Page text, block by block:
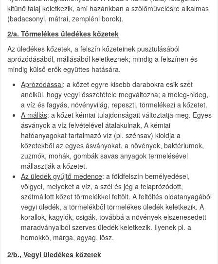
kitűnő talaj keletkezik, ami hazánkban a szőlőművelésre alkalmas
(badacsonyi, mátrai, zempléni borok).
2/a. Törmelékes üledékes kőzetek
Az üledékes kőzetek, a felszín kőzeteinek pusztulásából
aprózódásából, mállásából keletkeznek; mindig a felszínen és
mindig külső erők együttes hatására.
Aprózódással: a kőzet egyre kisebb darabokra esik szét
anélkül, hogy vegyi összetétele megváltozna; a meleg-hideg,
a víz és fagyás, növényvilág, repeszti, törmelékezi a kőzetet.
A mállás: a kőzet kémiai tulajdonságait változtatja meg. Egyes
ásványok a víz felvételével átalakulnak, A kémiai
hatóanyagokat tartalmazó víz (pl. szénsav) kioldja a
kőzetekből az egyes ásványokat, a növények, baktériumok,
zuzmók, mohák, gombák savas anyagok termelésével
mállasztják a kőzetet.
Az üledék gyűjtő medence: a földfelszín bemélyedései,
völgyei, melyeket a víz, a szél és jég a felaprózódott,
szétmállott kőzet törmelékkel feltölt. A feltöltés oldatanyagából
vegyi üledék, a törmelékből törmelékes üledék keletkezik. A
korallok, kagylók, csigák, továbbá a növények elszenesedett
maradványaiból szerves üledék keletkezik. Ilyenek pl. a
homokkő, márga, agyag, lösz.
2/b., Vegyi üledékes kőzetek